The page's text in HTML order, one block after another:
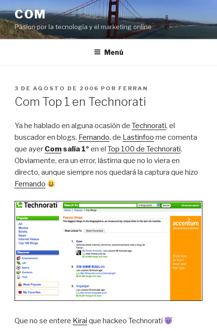
al
contenido
COM
Pasíon por la tecnología y el marketing online
Menú
PUBLICADO
EL
3 DE AGOSTO DE 2006 POR FERRAN
Com Top 1 en Technorati
Ya he hablado en alguna ocasión de Technorati, el
buscador en blogs. Fernando, de Lastinfoo me comenta
que ayer Comsalía 1º en el Top 100 de Technorati.
Obviamente, era un error, lástima que no lo viera en
directo, aunque siempre nos quedará la captura que hizo
Fernando
Que no se entere Kirai que hackeo Technorati